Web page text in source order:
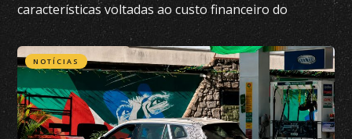
características voltadas ao custo financeiro do
produto e pediu nossa análise completa
NOTÍCIAS